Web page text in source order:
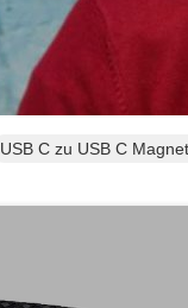
USB C zu USB C